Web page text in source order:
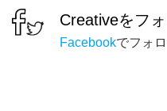
Creativeをフ
Facebookでフォ